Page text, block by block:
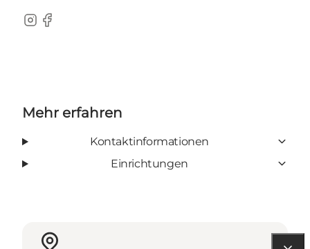
Instagram
Facebook
Mehr erfahren
Kontaktinformationen
Einrichtungen